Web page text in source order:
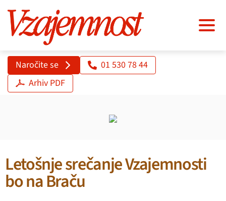
Naročite se
01 530 78 44
Arhiv PDF
Letošnje srečanje Vzajemnosti
bo na Braču